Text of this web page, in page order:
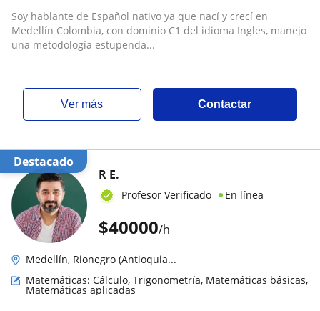
Soy hablante de Español nativo ya que nací y crecí en
Medellín Colombia, con dominio C1 del idioma Ingles, manejo
una metodología estupenda...
ver más Contactar
Destacado
$40000/h
R E.
Profesor Verificado En línea
Medellín, Rionegro (Antioquia...
Matemáticas: Cálculo, Trigonometría, Matemáticas básicas,
Matemáticas aplicadas